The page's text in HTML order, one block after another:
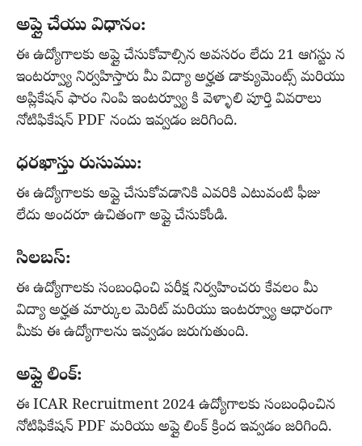
అప్లై చేయు విధానం:
ఈ ఉద్యోగాలకు అప్లై చేసుకోవాల్సిన అవసరం లేదు 21 ఆగస్టు న
ఇంటర్వ్యూ నిర్వహిస్తారు మీ విద్యా అర్హత డాక్యుమెంట్స్ మరియు
అప్లికేషన్ ఫారం నింపి ఇంటర్వ్యూ కి వెళ్ళాలి పూర్తి వివరాలు
నోటిఫికేషన్ PDF నందు ఇవ్వడం జరిగింది.
ధరఖాస్తు రుసుము:
ఈ ఉద్యోగాలకు అప్లై చేసుకోవడానికి ఎవరికి ఎటువంటి ఫీజు
లేదు అందరూ ఉచితంగా అప్లై చేసుకోండి.
సిలబస్:
ఈ ఉద్యోగాలకు సంబంధించి పరీక్ష నిర్వహించరు కేవలం మీ
విద్యా అర్హత మార్కుల మెరిట్ మరియు ఇంటర్వ్యూ ఆధారంగా
మీకు ఈ ఉద్యోగాలను ఇవ్వడం జరుగుతుంది.
అప్లై లింక్:
ఈ ICAR Recruitment 2024 ఉద్యోగాలకు సంబంధించిన
నోటిఫికేషన్ PDF మరియు అప్లై లింక్ క్రింద ఇవ్వడం జరిగింది.